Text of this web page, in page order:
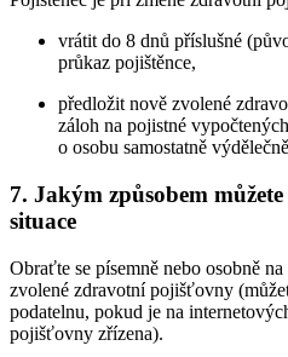
vrátit do 8 dnů příslušné
průkaz pojištěnce,
předložit nově zvolené
záloh na pojistné
o osobu samostatně
7. Jakým způsobem
situace
Obraťte se písemně nebo osobně
zvolené zdravotní pojišťovny
podatelnu, pokud je na
pojišťovny zřízena).